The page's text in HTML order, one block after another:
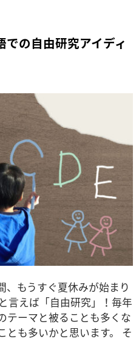
の自由研究アイディ
、もうすぐ夏休みが始まり
言えば「自由研究」！毎年
テーマと被ることも多くな
とも多いかと思います。 そ